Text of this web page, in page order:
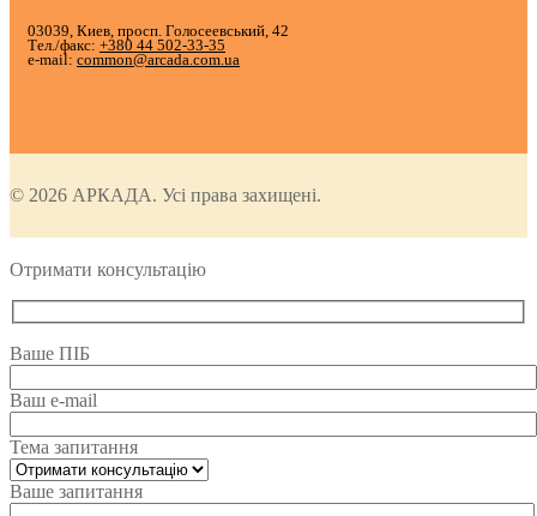
03039, Киев, просп. Голосеевський, 42
Тел./факс: +380 44 502-33-35
e-mail: common@arcada.com.ua
© 2026 АРКАДА. Усі права захищені.
Отримати консультацію
Ваше ПІБ
Ваш e-mail
Тема запитання
Ваше запитання